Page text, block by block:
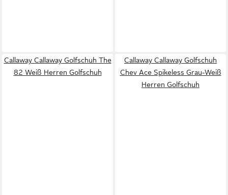
Callaway Callaway Golfschuh The
82 Weiß Herren Golfschuh
Callaway Callaway Golfschuh
Chev Ace Spikeless Grau-Weiß
Herren Golfschuh